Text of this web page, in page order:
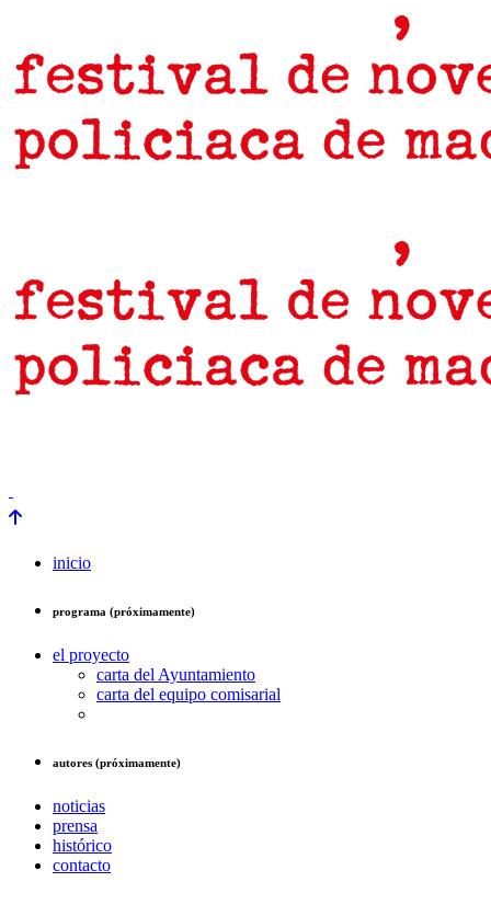
inicio
programa (próximamente)
el proyecto
carta del Ayuntamiento
carta del equipo comisarial
autores (próximamente)
noticias
prensa
histórico
contacto